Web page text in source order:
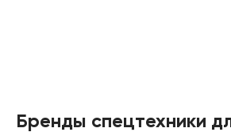
Бренды спецтехники